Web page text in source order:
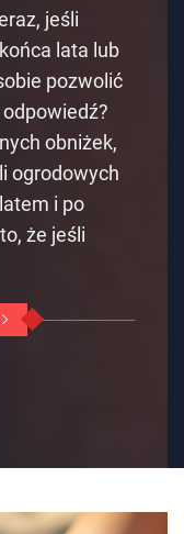
jeśli
lata lub
pozwolić
obniżek,
ogrodowych
i po
że jeśli